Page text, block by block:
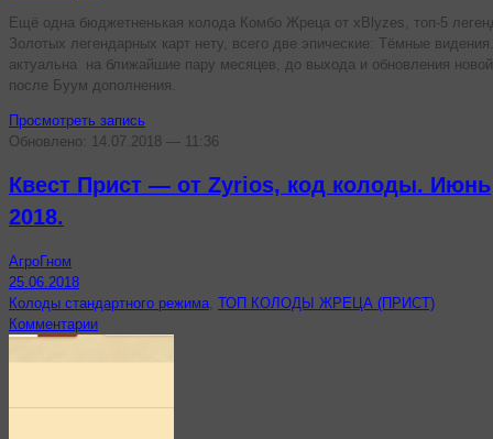
Ещё одна бюджетненькая колода Комбо Жреца от xBlyzes, топ-5
Золотых легендарных карт нету, всего две эпические: Тёмные
актуальна на ближайшие пару месяцев, до выхода и обновления
после Буум дополнения.
Просмотреть запись
Обновлено: 14.07.2018 — 11:36
Квест Прист — от Zyrios, код колоды. Июнь
2018.
АгроГном
25.06.2018
Колоды стандартного режима ТОП КОЛОДЫ ЖРЕЦА (ПРИСТ)
Комментарии